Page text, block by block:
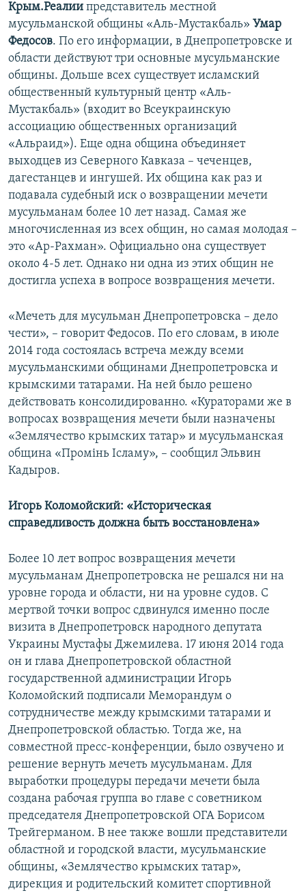
Крым.Реалии представитель местной
мусульманской общины «Аль-Мустакбаль» Умар
Федосов. По его информации, в Днепропетровске и
области действуют три основные мусульманские
общины. Дольше всех существует исламский
общественный культурный центр «Аль-
Мустакбаль» (входит во Всеукраинскую
ассоциацию общественных организаций
«Альраид»). Еще одна община объединяет
выходцев из Северного Кавказа – чеченцев,
дагестанцев и ингушей. Их община как раз и
подавала судебный иск о возвращении мечети
мусульманам более 10 лет назад. Самая же
многочисленная из всех общин, но самая молодая –
это «Ар-Рахман». Официально она существует
около 4-5 лет. Однако ни одна из этих общин не
достигла успеха в вопросе возвращения мечети.
«Мечеть для мусульман Днепропетровска – дело
чести», – говорит Федосов. По его словам, в июле
2014 года состоялась встреча между всеми
мусульманскими общинами Днепропетровска и
крымскими татарами. На ней было решено
действовать консолидированно. «Кураторами же в
вопросах возвращения мечети были назначены
«Землячество крымских татар» и мусульманская
община «Промінь Ісламу», – сообщил Эльвин
Кадыров.
Игорь Коломойский: «Историческая
справедливость должна быть восстановлена»
Более 10 лет вопрос возвращения мечети
мусульманам Днепропетровска не решался ни на
уровне города и области, ни на уровне судов. С
мертвой точки вопрос сдвинулся именно после
визита в Днепропетровск народного депутата
Украины Мустафы Джемилева. 17 июня 2014 года
он и глава Днепропетровской областной
государственной администрации Игорь
Коломойский подписали Меморандум о
сотрудничестве между крымскими татарами и
Днепропетровской областью. Тогда же, на
совместной пресс-конференции, было озвучено и
решение вернуть мечеть мусульманам. Для
выработки процедуры передачи мечети была
создана рабочая группа во главе с советником
председателя Днепропетровской ОГА Борисом
Трейгерманом. В нее также вошли представители
областной и городской власти, мусульманские
общины, «Землячество крымских татар»,
дирекция и родительский комитет спортивной